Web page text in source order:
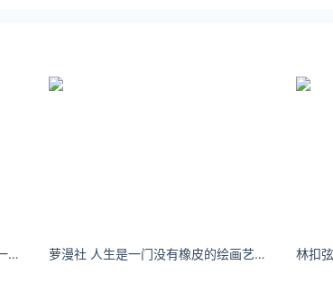
五大啦啦SUOFEN-LFY：情书给你一封，情话给你一句，余生给你一人。 萝漫社 人生是一门没有橡皮的绘画艺术。